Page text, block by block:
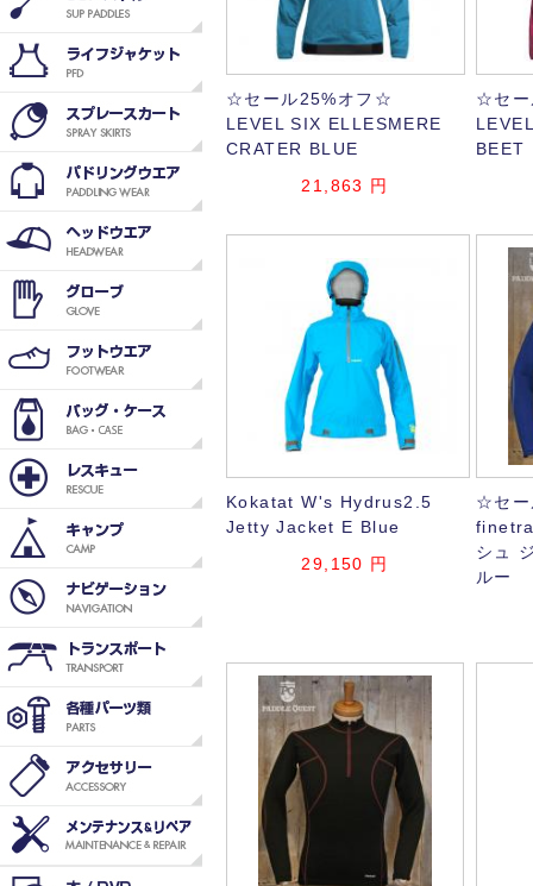
☆セール25%オフ☆
LEVEL SIX ELLESMERE
CRATER BLUE
21,863 円
☆セ
BEET
Kokatat W's Hydrus2.5
Jetty Jacket E Blue
29,150 円
☆セ
シュ
ルー